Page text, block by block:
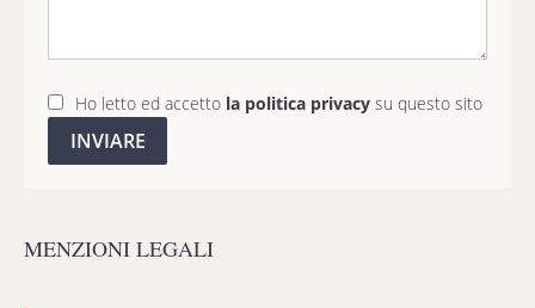
Ho letto ed accetto la politica privacy su questo sito
INVIARE
MENZIONI LEGALI